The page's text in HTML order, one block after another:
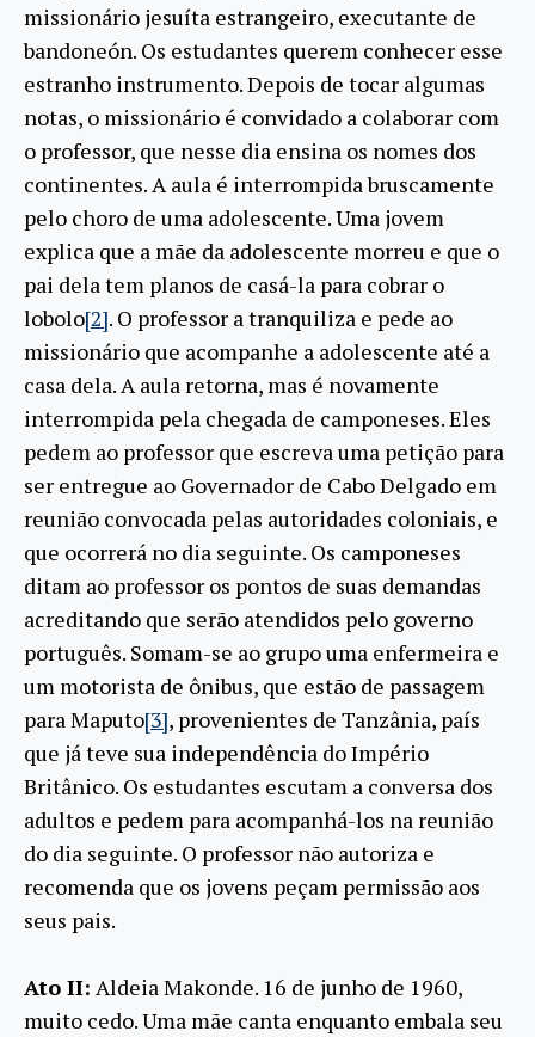
missionário jesuíta estrangeiro, executante de
bandoneón. Os estudantes querem conhecer esse
estranho instrumento. Depois de tocar algumas
notas, o missionário é convidado a colaborar com
o professor, que nesse dia ensina os nomes dos
continentes. A aula é interrompida bruscamente
pelo choro de uma adolescente. Uma jovem
explica que a mãe da adolescente morreu e que o
pai dela tem planos de casá-la para cobrar o
lobolo[2]. O professor a tranquiliza e pede ao
missionário que acompanhe a adolescente até a
casa dela. A aula retorna, mas é novamente
interrompida pela chegada de camponeses. Eles
pedem ao professor que escreva uma petição para
ser entregue ao Governador de Cabo Delgado em
reunião convocada pelas autoridades coloniais, e
que ocorrerá no dia seguinte. Os camponeses
ditam ao professor os pontos de suas demandas
acreditando que serão atendidos pelo governo
português. Somam-se ao grupo uma enfermeira e
um motorista de ônibus, que estão de passagem
para Maputo[3], provenientes de Tanzânia, país
que já teve sua independência do Império
Britânico. Os estudantes escutam a conversa dos
adultos e pedem para acompanhá-los na reunião
do dia seguinte. O professor não autoriza e
recomenda que os jovens peçam permissão aos
seus pais.
Ato II: Aldeia Makonde. 16 de junho de 1960,
muito cedo. Uma mãe canta enquanto embala seu